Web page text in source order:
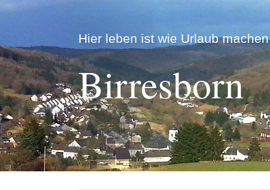
Hier leben ist wie Urlaub
Birresborn